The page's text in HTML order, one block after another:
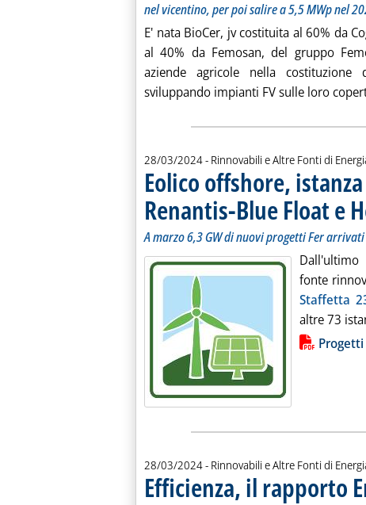
nel vicentino, per poi salire a 5,5 MWp nel
E' nata BioCer, jv costituita al 60% da
al 40% da Femosan, del gruppo
aziende agricole nella costituzione
sviluppando impianti FV sulle loro
28/03/2024- Rinnovabili e Altre Fonti di
Eolico offshore,
Renantis-Blue Float e
A marzo 6,3 GW di nuovi progetti Fer
fonte
Staffetta
altre 73
Lista allegati PDF alla notizia
28/03/2024- Rinnovabili e Altre Fonti di
Efficienza, il rapporto